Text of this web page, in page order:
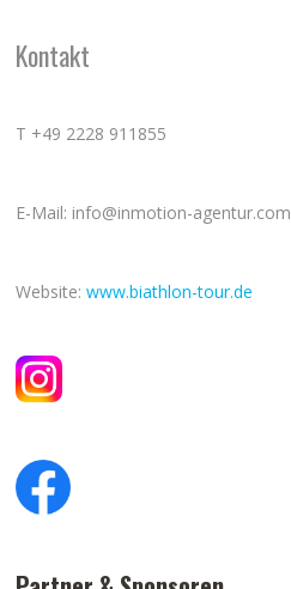
Kontakt
T +49 2228 911855
E-Mail: info@inmotion-agentur.com
Website:www.biathlon-tour.de